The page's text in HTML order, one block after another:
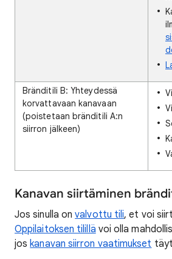
Bränditili B: Yhteydessä
korvattavaan kanavaan
(poistetaan bränditili A:n
siirron jälkeen)
Kanavan siirtäminen
Jos sinulla onvalvottu tili, et voi
Oppilaitoksen tilillä voi olla
joskanavan siirron vaatimukset